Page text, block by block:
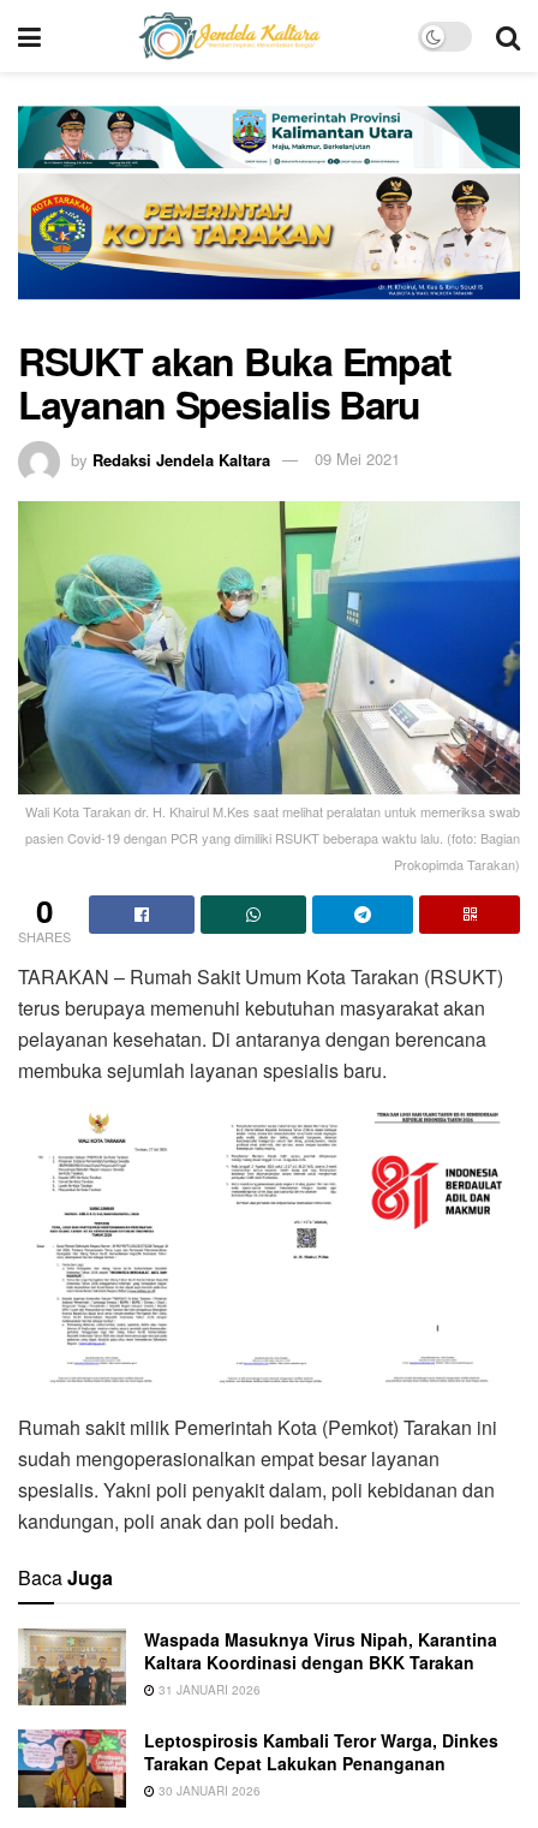
RSUKT akan Buka Empat
Layanan Spesialis Baru
by Redaksi Jendela Kaltara 09 Mei 2021
Wali Kota Tarakan dr. H. Khairul M.Kes saat melihat peralatan untuk memeriksa swab
pasien Covid-19 dengan PCR yang dimiliki RSUKT beberapa waktu lalu. (foto: Bagian
Prokopimda Tarakan)
0
SHARES
TARAKAN – Rumah Sakit Umum Kota Tarakan (RSUKT)
terus berupaya memenuhi kebutuhan masyarakat akan
pelayanan kesehatan. Di antaranya dengan berencana
membuka sejumlah layanan spesialis baru.
Rumah sakit milik Pemerintah Kota (Pemkot) Tarakan ini
sudah mengoperasionalkan empat besar layanan
spesialis. Yakni poli penyakit dalam, poli kebidanan dan
kandungan, poli anak dan poli bedah.
BacaJuga
Waspada Masuknya Virus Nipah, Karantina
Kaltara Koordinasi dengan BKK Tarakan
31 JANUARI 2026
Leptospirosis Kambali Teror Warga, Dinkes
Tarakan Cepat Lakukan Penanganan
30 JANUARI 2026